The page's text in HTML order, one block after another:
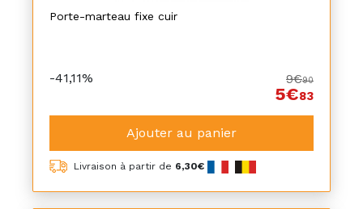
Porte-marteau fixe cuir
-41,11% 9€90
5€83
Ajouter au panier
Livraison à partir de 6,30€